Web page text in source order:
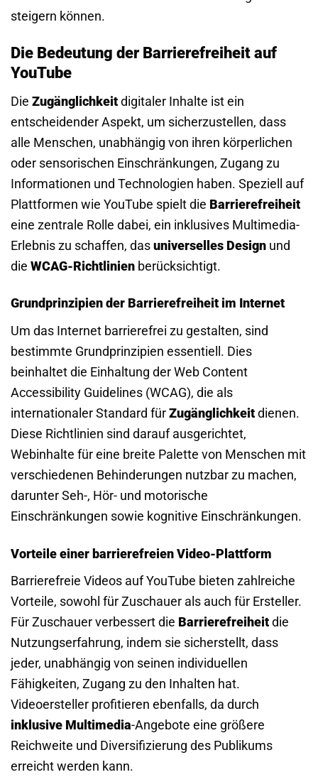
steigern können.
Die Bedeutung der Barrierefreiheit auf
YouTube
Die Zugänglichkeitdigitaler Inhalte ist ein
entscheidender Aspekt, um sicherzustellen, dass
alle Menschen, unabhängig von ihren körperlichen
oder sensorischen Einschränkungen, Zugang zu
Informationen und Technologien haben. Speziell auf
Plattformen wie YouTube spielt die Barrierefreiheit
eine zentrale Rolle dabei, ein inklusives Multimedia-
Erlebnis zu schaffen, dasuniverselles Design und
die WCAG-Richtlinien berücksichtigt.
Grundprinzipien der Barrierefreiheit im Internet
Um das Internet barrierefrei zu gestalten, sind
bestimmte Grundprinzipien essentiell. Dies
beinhaltet die Einhaltung der Web Content
Accessibility Guidelines (WCAG), die als
internationaler Standard fürZugänglichkeitdienen.
Diese Richtlinien sind darauf ausgerichtet,
Webinhalte für eine breite Palette von Menschen mit
verschiedenen Behinderungen nutzbar zu machen,
darunter Seh-, Hör- und motorische
Einschränkungen sowie kognitive Einschränkungen.
Vorteile einer barrierefreien Video-Plattform
Barrierefreie Videos auf YouTube bieten zahlreiche
Vorteile, sowohl für Zuschauer als auch für Ersteller.
Für Zuschauer verbessert die Barrierefreiheitdie
Nutzungserfahrung, indem sie sicherstellt, dass
jeder, unabhängig von seinen individuellen
Fähigkeiten, Zugang zu den Inhalten hat.
Videoersteller profitieren ebenfalls, da durch
inklusive Multimedia-Angebote eine größere
Reichweite und Diversifizierung des Publikums
erreicht werden kann.